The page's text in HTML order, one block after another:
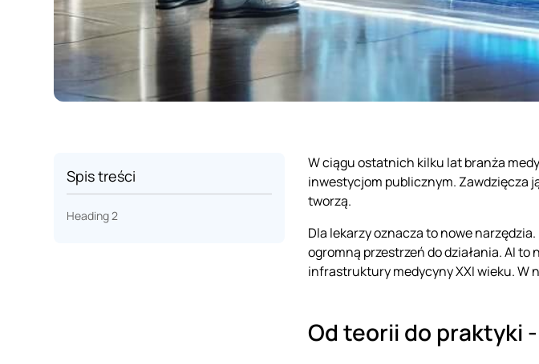
Spis treści
Heading 2
W ciągu ostatnich kilku lat branża
inwestycjom publicznym. Zawdzięcza
tworzą.
Dla lekarzy oznacza to nowe
ogromną przestrzeń do działania. AI
infrastruktury medycyny XXI wieku. W
Od teorii do praktyki